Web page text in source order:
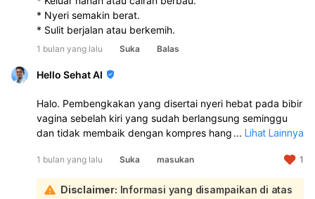
* Nyeri semakin berat.
* Sulit berjalan atau berkemih.
1 bulan yang lalu Suka Balas
Hello Sehat AI
Halo. Pembengkakan yang disertai nyeri hebat pada bibir
vagina sebelah kiri yang sudah berlangsung seminggu
dan tidak membaik dengan kompres hangat perlu segera
disebabkan oleh beberapa kondisi, seperti kista vagina
(misalnya kista Bartholin yang meradang atau terinfeksi),
infeksi bakteri, atau peradangan lainnya:
... Lihat Lainnya
1 bulan yang lalu Suka masukan 1
Disclaimer: Informasi yang disampaikan di atas